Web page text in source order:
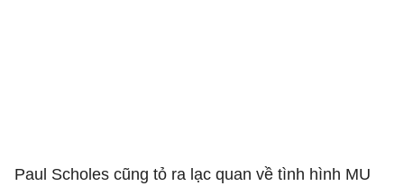
Paul Scholes cũng tỏ ra lạc quan về tình hình MU